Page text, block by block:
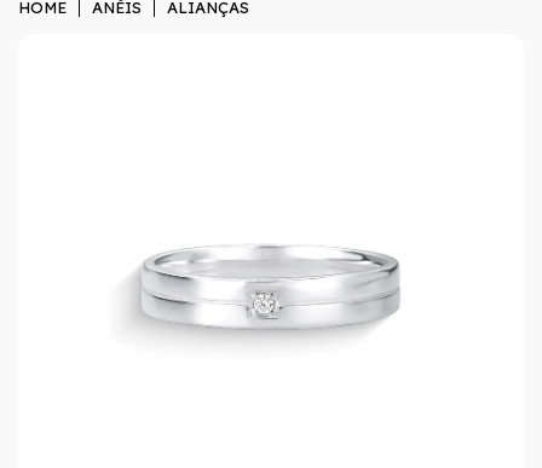
HOME ANÉIS ALIANÇAS